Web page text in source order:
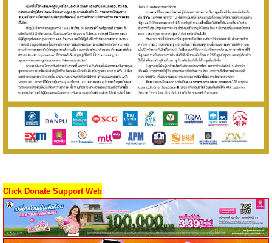
Click Donate Support Web